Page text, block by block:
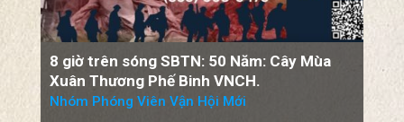
8 giờ trên sóng SBTN: 50 Năm: Cây Mùa
Xuân Thương Phế Binh VNCH.
Nhóm Phóng Viên Vận Hội Mới